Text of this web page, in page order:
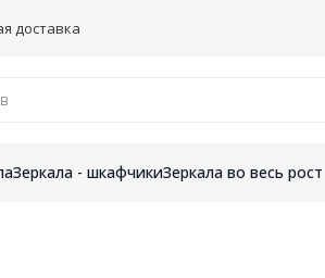
доставка
Зеркала - шкафчикиЗеркала во весь рост